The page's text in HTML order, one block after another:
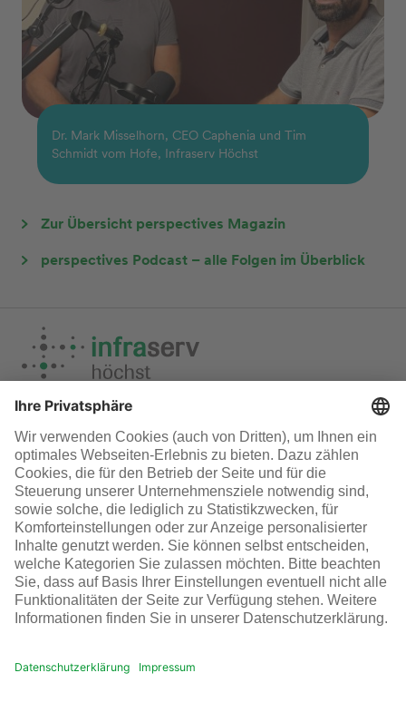
Dr. Mark Misselhorn, CEO Caphenia und Tim
Schmidt vom Hofe, Infraserv Höchst
Zur Übersicht perspectives Magazin
perspectives Podcast – alle Folgen im Überblick
Übersicht perspectives Magazin
Infraserv Höchst
Karriere bei uns